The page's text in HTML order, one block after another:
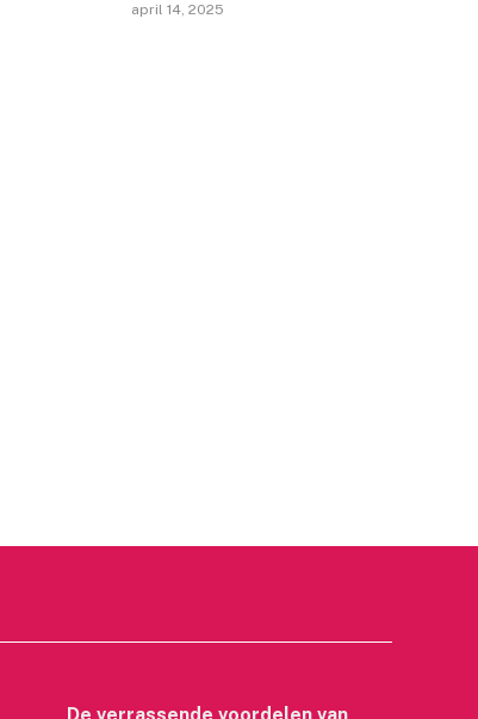
april 14, 2025
De verrassende voordelen van